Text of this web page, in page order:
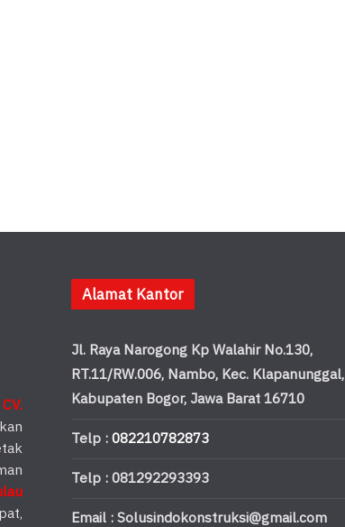
CV.
Alamat Kantor
Jl. Raya Narogong Kp Walahir No.130,
RT.11/RW.006, Nambo, Kec. Klapanunggal,
Kabupaten Bogor, Jawa Barat 16710
Telp :082210782873
Telp : 081292293393
Email : Solusindokonstruksi@gmail.com